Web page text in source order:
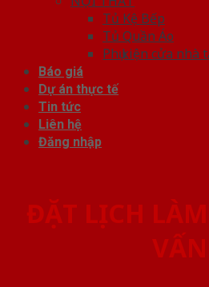
Tủ Kệ Bếp
Tủ Quần Áo
Phụ kiện cửa nhà
Báo giá
Dự án thực tế
Tin tức
Liên hệ
Đăng nhập
ĐẶT LỊCH
VẤN